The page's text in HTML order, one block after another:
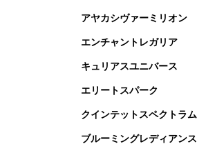
アヤカシヴァーミリオン
エンチャントレガリア
キュリアスユニバース
エリートスパーク
クインテットスペクトラム
ブルーミングレディアンス